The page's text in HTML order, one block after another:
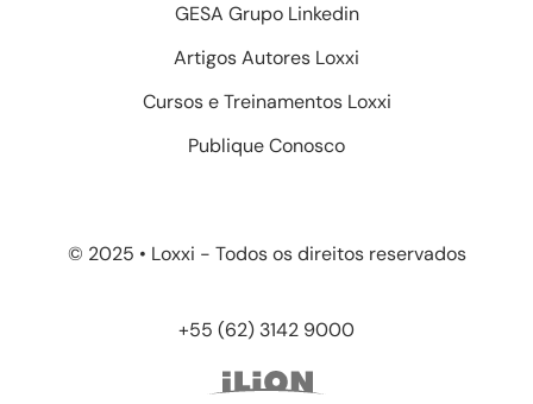
GESA Grupo Linkedin
Artigos Autores Loxxi
Cursos e Treinamentos Loxxi
Publique Conosco
© 2025 • Loxxi - Todos os direitos reservados
+55 (62) 3142 9000